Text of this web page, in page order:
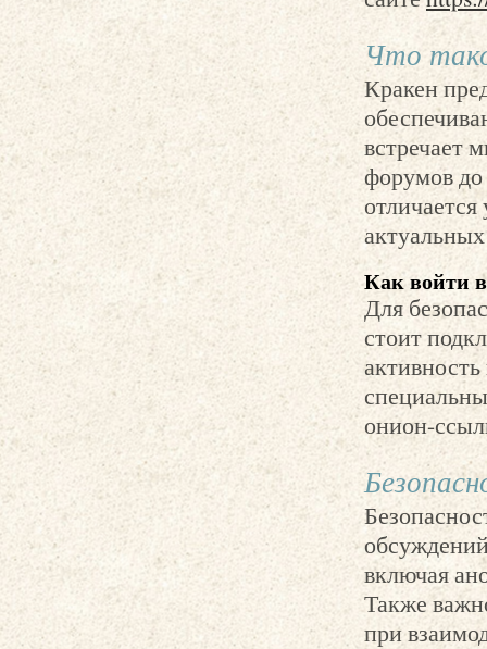
Что
Кракен
встречает
форумов
Как войти
Для
стоит
онион-
включая
Также
при